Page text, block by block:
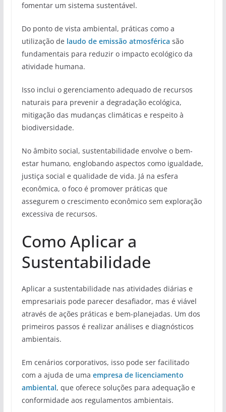
fomentar um sistema sustentável.
Do ponto de vista ambiental, práticas como a
utilização de laudo de emissão atmosférica são
fundamentais para reduzir o impacto ecológico da
atividade humana.
Isso inclui o gerenciamento adequado de recursos
naturais para prevenir a degradação ecológica,
mitigação das mudanças climáticas e respeito à
biodiversidade.
No âmbito social, sustentabilidade envolve o bem-
estar humano, englobando aspectos como igualdade,
justiça social e qualidade de vida. Já na esfera
econômica, o foco é promover práticas que
assegurem o crescimento econômico sem exploração
excessiva de recursos.
Como Aplicar a
Sustentabilidade
Aplicar a sustentabilidade nas atividades diárias e
empresariais pode parecer desafiador, mas é viável
através de ações práticas e bem-planejadas. Um dos
primeiros passos é realizar análises e diagnósticos
ambientais.
Em cenários corporativos, isso pode ser facilitado
com a ajuda de uma empresa de licenciamento
ambiental, que oferece soluções para adequação e
conformidade aos regulamentos ambientais.